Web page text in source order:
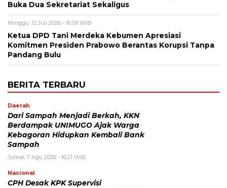
Buka Dua Sekretariat Sekaligus
Minggu, 12 Juli 2026 - 16:09 WIB
Ketua DPD Tani Merdeka Kebumen Apresiasi
Komitmen Presiden Prabowo Berantas Korupsi Tanpa
Pandang Bulu
BERITA TERBARU
Daerah
Dari Sampah Menjadi Berkah, KKN
Berdampak UNIMUGO Ajak Warga
Kebagoran Hidupkan Kembali Bank
Sampah
Jumat, 7 Agu 2026 - 16:21 WIB
Nasional
CPH Desak KPK Supervisi